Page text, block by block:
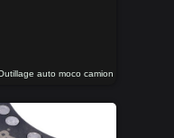
auto moco camion